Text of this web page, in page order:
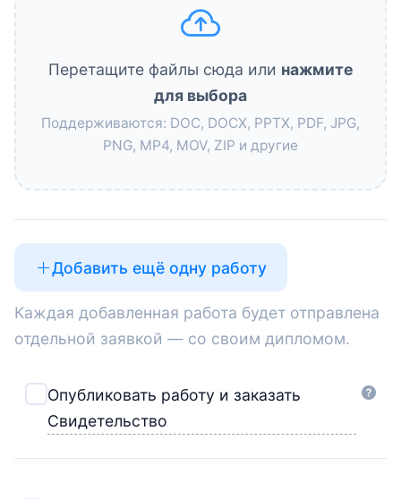
Перетащите файлы сюда или нажмите
для выбора
Поддерживаются: DOC, DOCX, PPTX, PDF, JPG,
PNG, MP4, MOV, ZIP и другие
Добавить ещё одну работу
Каждая добавленная работа будет отправлена
отдельной заявкой — со своим дипломом.
Опубликовать работу и заказать
Свидетельство